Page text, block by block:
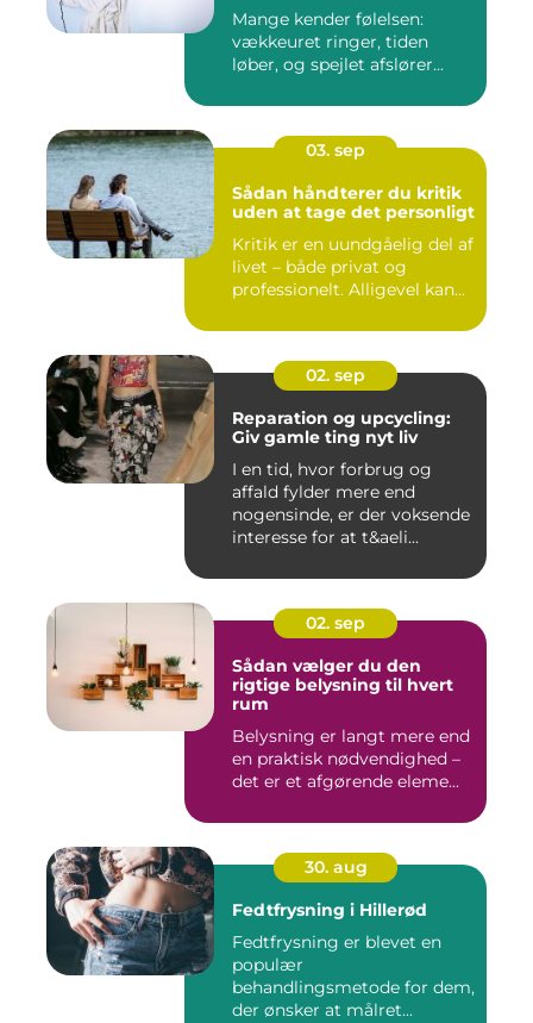
Mange kender følelsen:
vækkeuret ringer, tiden
løber, og spejlet afslører...
03. sep
Sådan håndterer du kritik
uden at tage det personligt
Kritik er en uundgåelig del af
livet – både privat og
professionelt. Alligevel kan...
02. sep
Reparation og upcycling:
Giv gamle ting nyt liv
I en tid, hvor forbrug og
affald fylder mere end
nogensinde, er der voksende
interesse for at t&aeli...
02. sep
Sådan vælger du den
rigtige belysning til hvert
rum
Belysning er langt mere end
en praktisk nødvendighed –
det er et afgørende eleme...
30. aug
Fedtfrysning i Hillerød
Fedtfrysning er blevet en
populær
behandlingsmetode for dem,
der ønsker at målret...